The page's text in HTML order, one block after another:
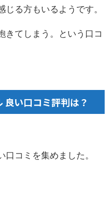
る方もいるようです。
きてしまう。という口コ
良い口コミ評判は？
口コミを集めました。